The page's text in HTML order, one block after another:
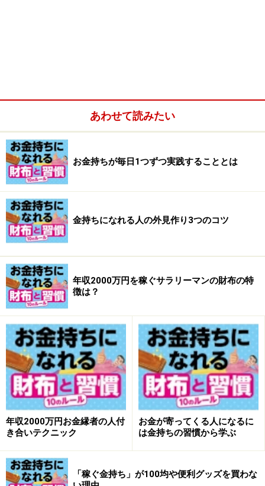
お金に対する態度や習慣がお金持ちの人は明らかに違
う。これは先の和仁さんも同じ意見。
いる財布とその使い方だと言います。詳細は追って触れ
ますが、伊藤さんはお金に好かれる人になるために、ま
ず自分の財布を変えたとか。
「持っている財布の値段の200倍がその人の年収になる
とある経営者に言われました。そこで思い切って5万円
の長財布を購入。不思議なものでお金に対する意識から
使い方まで変わってきました」（伊藤さん）
伊藤さんも和仁さんも、お金に好かれる、お金が寄って
くる人になるには、そういう人たちの生活や習慣を真似
することだと言います。
「スポーツでも武道でも、型やフォームを整えることが
上達の条件。そのためには実力者を真似るのが一番の近
道。お金に関しても同じ。スキルやキャリアをアップし
たり、投資の仕方を学ぶ前に、まずお金に向き合うため
のフォームを学ぶことが大前提です」
今回の企画はそんなお金持ちに共通する、お金に対する
あわせて読みたい
お金持ちが毎日1つずつ実践することとは
金持ちになれる人の外見作り3つのコツ
年収2000万円を稼ぐサラリーマンの財布の特
徴は？
年収2000万円お金縁者の人付
き合いテクニック
お金が寄ってくる人になるに
は金持ちの習慣から学ぶ
「稼ぐ金持ち」が100均や便利グッズを買わな